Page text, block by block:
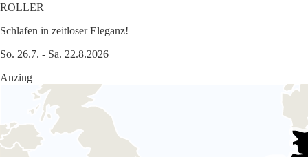
ROLLER
Schlafen in zeitloser Eleganz!
So. 26.7. - Sa. 22.8.2026
Anzing